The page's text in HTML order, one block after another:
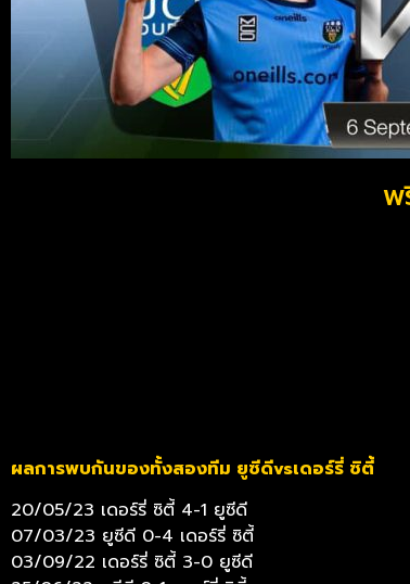
พ
ผลการพบกันของทั้งสองทีม ยูซีดีvsเดอร์รี่ ซิตี้
20/05/23 เดอร์รี่ ซิตี้ 4-1 ยูซีดี
07/03/23 ยูซีดี 0-4 เดอร์รี่ ซิตี้
03/09/22 เดอร์รี่ ซิตี้ 3-0 ยูซีดี